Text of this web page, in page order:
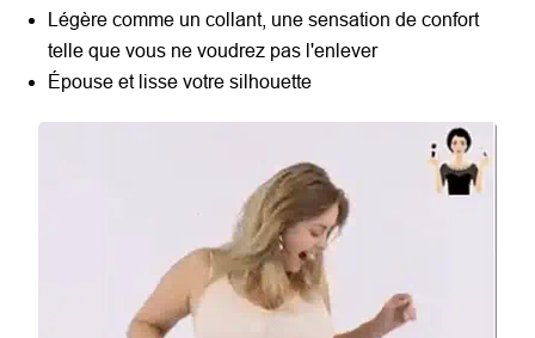
Légère comme un collant, une sensation de confort
telle que vous ne voudrez pas l'enlever
Épouse et lisse votre silhouette